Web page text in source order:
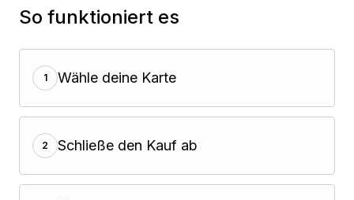
So funktioniert es
1 Wähle deine Karte
2 Schließe den Kauf ab